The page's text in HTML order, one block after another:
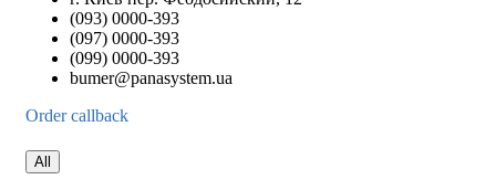
(093) 0000-393
(097) 0000-393
(099) 0000-393
bumer@panasystem.ua
Order callback
All